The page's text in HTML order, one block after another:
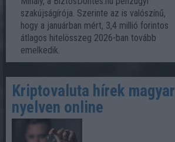
szakújságírója. Szerinte az is valószínű,
hogy a januárban mért, 3,4 millió forintos
átlagos hitelösszeg 2026-ban tovább
emelkedik.
Kriptovaluta hírek magyar
nyelven online